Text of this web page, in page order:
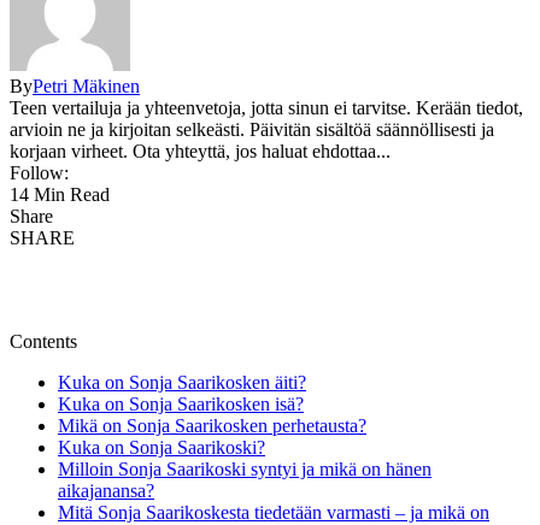
ByPetri Mäkinen
Teen vertailuja ja yhteenvetoja, jotta sinun ei tarvitse. Kerään tiedot,
arvioin ne ja kirjoitan selkeästi. Päivitän sisältöä säännöllisesti ja
korjaan virheet. Ota yhteyttä, jos haluat ehdottaa...
Follow:
14 Min Read
Share
SHARE
Contents
Kuka on Sonja Saarikosken äiti?
Kuka on Sonja Saarikosken isä?
Mikä on Sonja Saarikosken perhetausta?
Kuka on Sonja Saarikoski?
Milloin Sonja Saarikoski syntyi ja mikä on hänen
aikajanansa?
Mitä Sonja Saarikoskesta tiedetään varmasti – ja mikä on